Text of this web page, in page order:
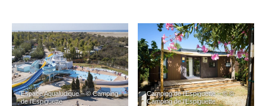
Espace Aqualudique – © Camping
de l’Espiguette
Camping de l’Espiguette – © ©
Camping de l’Espiguette